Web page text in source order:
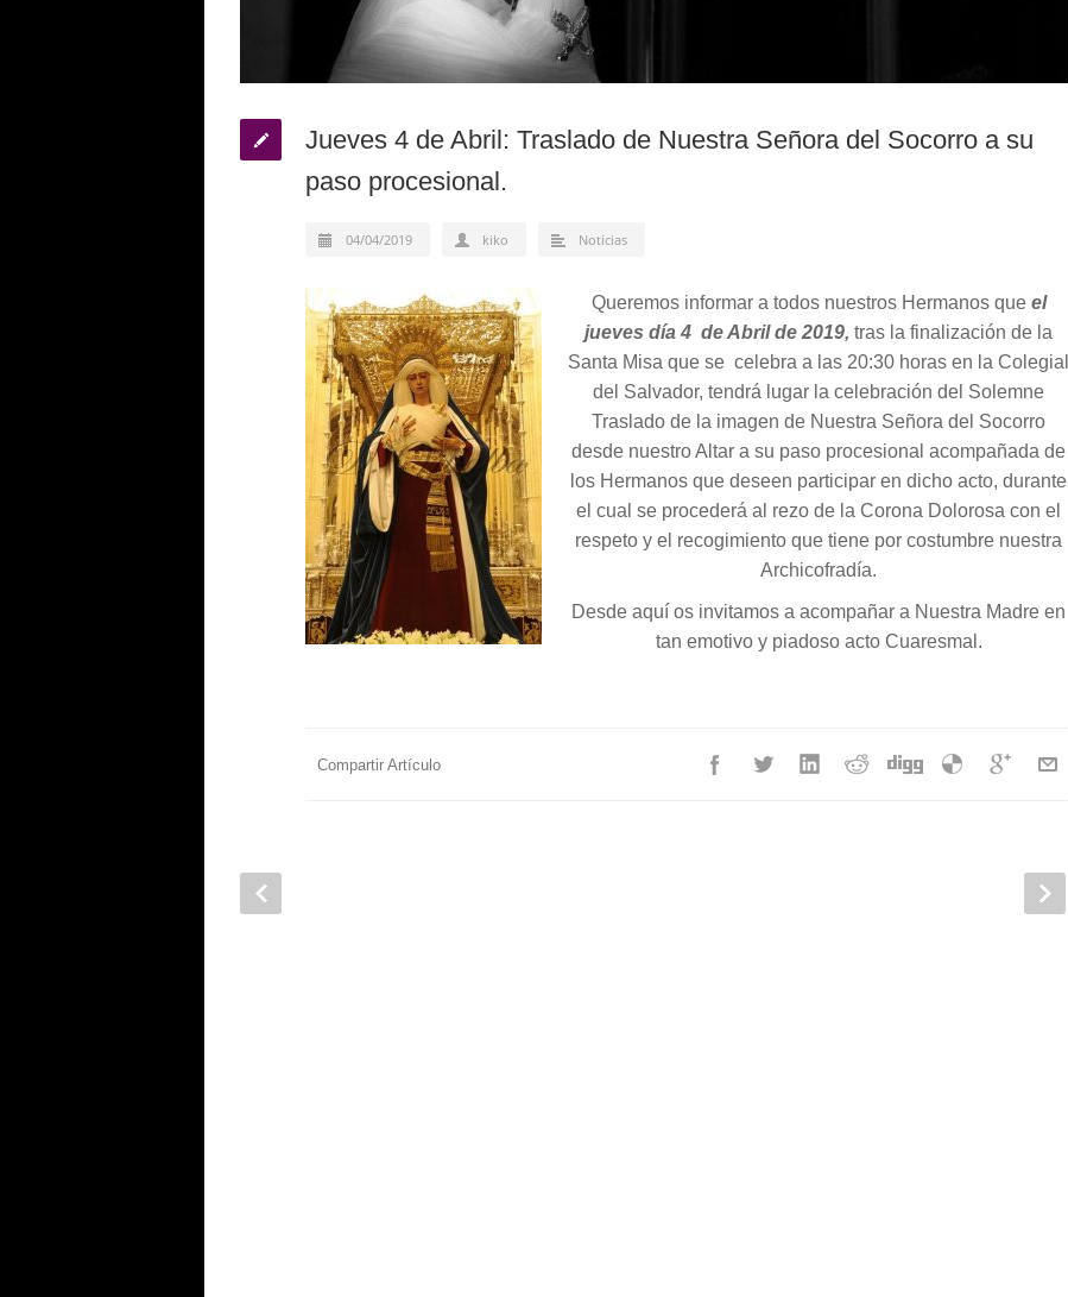
Jueves 4 de Abril: Traslado de Nuestra Señora del Socorro a su
paso procesional.
04/04/2019 kiko Noticias
Queremos informar a todos nuestros Hermanos que el
jueves día 4 de Abril de 2019, tras la finalización de la
Santa Misa que se celebra a las 20:30 horas en la Colegial
del Salvador, tendrá lugar la celebración del Solemne
Traslado de la imagen de Nuestra Señora del Socorro
desde nuestro Altar a su paso procesional acompañada de
los Hermanos que deseen participar en dicho acto, durante
el cual se procederá al rezo de la Corona Dolorosa con el
respeto y el recogimiento que tiene por costumbre nuestra
Archicofradía.
Desde aquí os invitamos a acompañar a Nuestra Madre en
tan emotivo y piadoso acto Cuaresmal.
Compartir Artículo